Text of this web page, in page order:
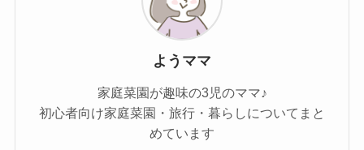
ようママ
家庭菜園が趣味の3児のママ♪
初心者向け家庭菜園・旅行・暮らしについてまと
めています